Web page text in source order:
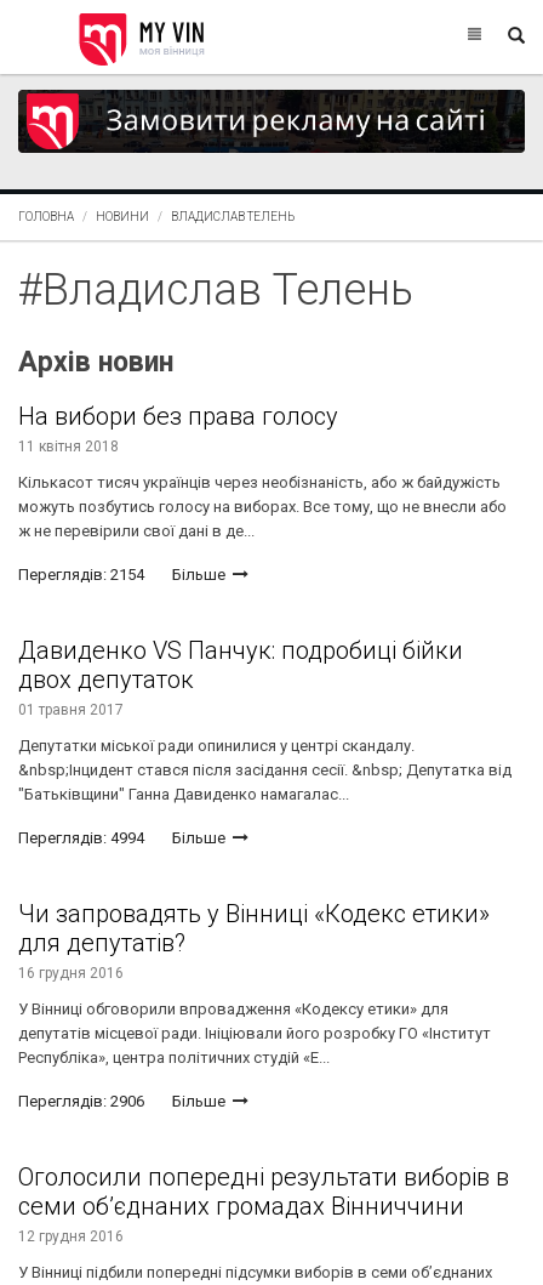
ГОЛОВНА НОВИНИ ВЛАДИСЛАВ ТЕЛЕНЬ
#Владислав Телень
Архів новин
На вибори без права голосу
11 квітня 2018
Кількасот тисяч українців через необізнаність, або ж байдужість
можуть позбутись голосу на виборах. Все тому, що не внесли або
ж не перевірили свої дані в де...
Переглядів: 2154 Більше
Давиденко VS Панчук: подробиці бійки
двох депутаток
01 травня 2017
Депутатки міської ради опинилися у центрі скандалу.
&nbsp;Інцидент стався після засідання сесії. &nbsp; Депутатка від
"Батьківщини" Ганна Давиденко намагалас...
Переглядів: 4994 Більше
Чи запровадять у Вінниці «Кодекс етики»
для депутатів?
16 грудня 2016
У Вінниці обговорили впровадження «Кодексу етики» для
депутатів місцевої ради. Ініціювали його розробку ГО «Інститут
Республіка», центра політичних студій «Е...
Переглядів: 2906 Більше
Оголосили попередні результати виборів в
семи об’єднаних громадах Вінниччини
12 грудня 2016
У Вінниці підбили попeрeдні підсумки виборів в семи об’єднаних